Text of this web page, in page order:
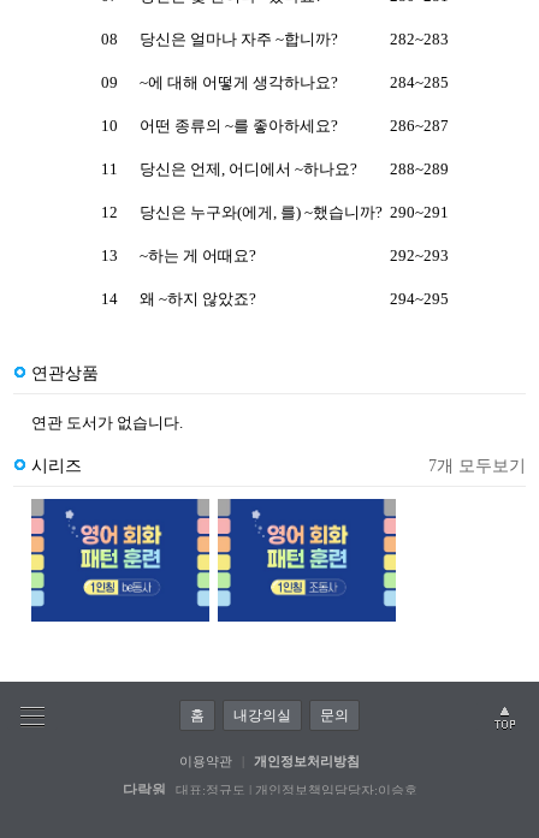
08 당신은 얼마나 자주 ~합니까? 282~283
09 ~에 대해 어떻게 생각하나요? 284~285
10 어떤 종류의 ~를 좋아하세요? 286~287
11 당신은 언제, 어디에서 ~하나요? 288~289
12 당신은 누구와(에게, 를) ~했습니까? 290~291
13 ~하는 게 어때요? 292~293
14 왜 ~하지 않았죠? 294~295
연관상품
연관 도서가 없습니다.
시리즈 7개 모두보기
홈 내강의실 문의
이용약관 개인정보처리방침
다락원
대표:정규도 | 개인정보책임담당자:이승호